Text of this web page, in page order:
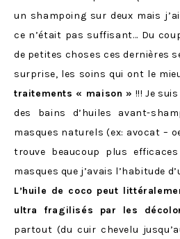
un shampoing sur deux mais
ce n’était pas suffisant… Du
de petites choses ces dernières
surprise, les soins qui ont le
traitements « maison » !!! Je
des bains d’huiles avant-
masques naturels (ex: avocat –
trouve beaucoup plus
masques que j’avais l’habitude
L’huile de coco peut
ultra fragilisés par les
partout (du cuir chevelu